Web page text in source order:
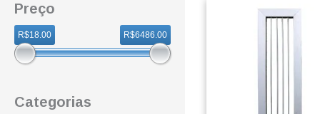
Preço
R$18.00 R$6486.00
Categorias